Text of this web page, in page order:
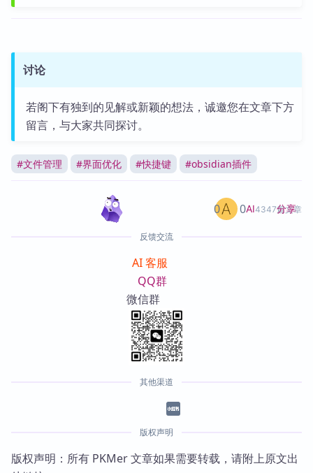
讨论
若阁下有独到的见解或新颖的想法，诚邀您在文章下方
留言，与大家共同探讨。
#文件管理 #界面优化 #快捷键 #obsidian插件
AI4347篇文章
0 0 分享
反馈交流
AI 客服
QQ群
微信群
其他渠道
版权声明
版权声明：所有 PKMer 文章如果需要转载，请附上原文出